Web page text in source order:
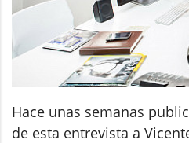
Hace unas semanas
de esta entrevista a